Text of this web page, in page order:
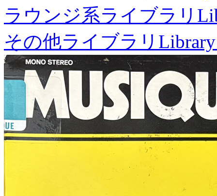
ラウンジ系ライブラリ
その他ライブラリ